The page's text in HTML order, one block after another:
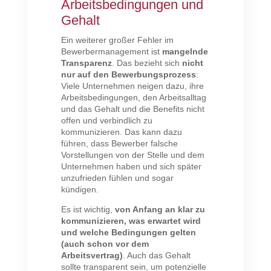
Arbeitsbedingungen und
Gehalt
Ein weiterer großer Fehler im
Bewerbermanagement ist mangelnde
Transparenz. Das bezieht sich nicht
nur auf den Bewerbungsprozess:
Viele Unternehmen neigen dazu, ihre
Arbeitsbedingungen, den Arbeitsalltag
und das Gehalt und die Benefits nicht
offen und verbindlich zu
kommunizieren. Das kann dazu
führen, dass Bewerber falsche
Vorstellungen von der Stelle und dem
Unternehmen haben und sich später
unzufrieden fühlen und sogar
kündigen.
Es ist wichtig, von Anfang an klar zu
kommunizieren, was erwartet wird
und welche Bedingungen gelten
(auch schon vor dem
Arbeitsvertrag) . Auch das Gehalt
sollte transparent sein, um potenzielle